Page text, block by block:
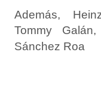
Además,
Tommy
Sánchez Roa